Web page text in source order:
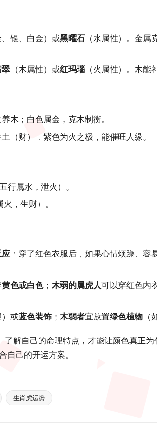
、银、白金）或黑曜石 （水属性）。金
翠 （木属性）或红玛瑙 （火属性）。木能
木；白色属金，克木制衡。
（财），紫色为火之极，能催旺人缘。
五行属水，泄火）。
火，生财）。
应 ：穿了红色衣服后，如果心情烦躁、
黄色或白色； 木弱的属虎人可以穿红色内
）或蓝色装饰 ； 木弱者宜放置绿色植物 （
了解自己的命理特点，才能让颜色真正
自己的开运方案。
生肖虎运势